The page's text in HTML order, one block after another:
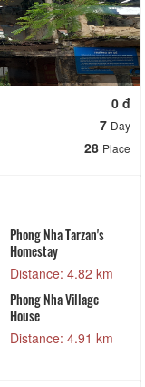
0 đ
7 Day
28 Place
Phong Nha Tarzan's
Homestay
Distance: 4.82 km
Phong Nha Village
House
Distance: 4.91 km